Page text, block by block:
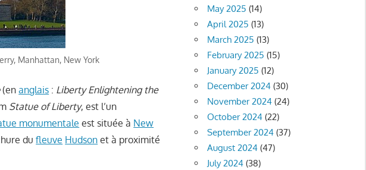
Manhattan, New York
(enanglais : Liberty Enlightening the
Statue of Liberty, est l’un
monumentale est située à New
dufleuve Hudson et à proximité
May 2025 (14)
April 2025 (13)
March 2025 (13)
February 2025 (15)
January 2025 (12)
December 2024 (30)
November 2024 (24)
October 2024 (22)
September 2024 (37)
August 2024 (47)
July 2024 (38)